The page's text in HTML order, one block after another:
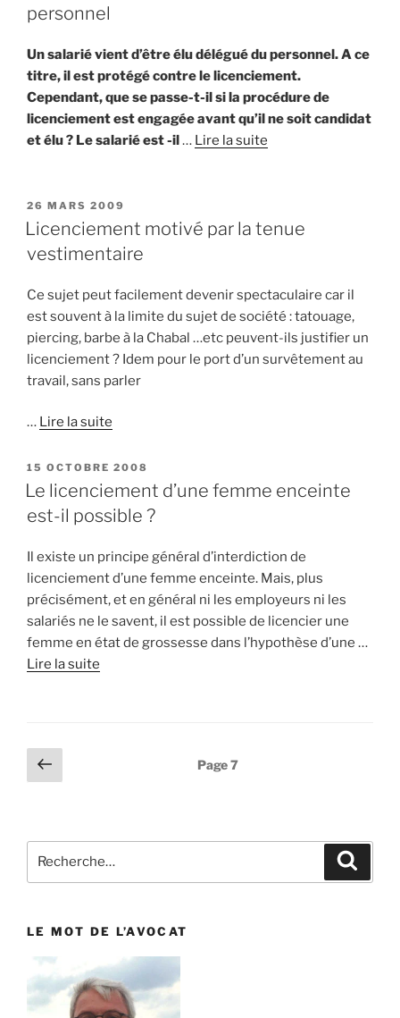
personnel
Un salarié vient d’être élu délégué du personnel. A ce
titre, il est protégé contre le licenciement.
Cependant, que se passe-t-il si la procédure de
licenciement est engagée avant qu’il ne soit candidat
et élu ? Le salarié est -il… Lire la suite
PUBLIÉ
LE
26 MARS 2009
Licenciement motivé par la tenue
vestimentaire
Ce sujet peut facilement devenir spectaculaire car il
est souvent à la limite du sujet de société : tatouage,
piercing, barbe à la Chabal …etc peuvent-ils justifier un
licenciement ? Idem pour le port d’un survêtement au
travail, sans parler
… Lire la suite
PUBLIÉ
LE
15 OCTOBRE 2008
Le licenciement d’une femme enceinte
est-il possible ?
Il existe un principe général d’interdiction de
licenciement d’une femme enceinte. Mais, plus
précisément, et en général ni les employeurs ni les
salariés ne le savent, il est possible de licencier une
femme en état de grossesse dans l’hypothèse d’une …
Lire la suite
Pagination
desprécédente
Page7
Recherche
LE MOT DE L’AVOCAT